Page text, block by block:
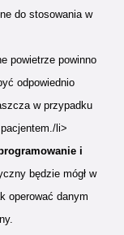
do stosowania w
powietrze powinno
odpowiednio
w przypadku
li>
i
będzie mógł w
operować danym